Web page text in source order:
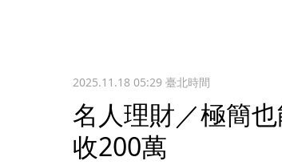
2025.11.18 05:29臺北時間
名人理財／極簡
收200萬